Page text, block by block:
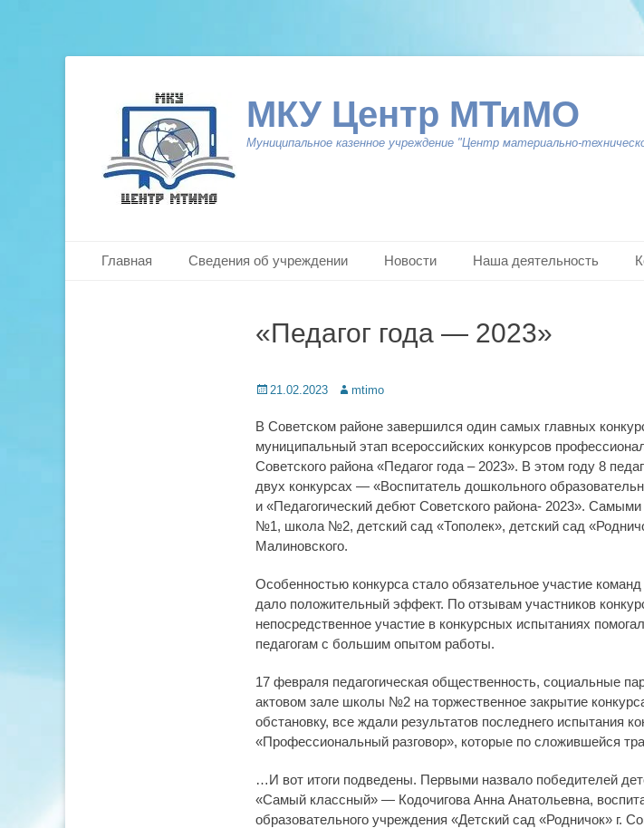
МКУ Центр МТиМО
Муниципальное казенное учреждение "Центр материально-
Primary Menu
Главная Сведения об учреждении Новости Наша деятельность
«Педагог года — 2023»
Posted
21.02.2023 Author
mtimo
В Советском районе завершился один самых главных
муниципальный этап всероссийских конкурсов
Советского района «Педагог года – 2023». В этом году 8
двух конкурсах — «Воспитатель дошкольного
и «Педагогический дебют Советского района- 2023».
№1, школа №2, детский сад «Тополек», детский сад
Малиновского.
Особенностью конкурса стало обязательное участие
дало положительный эффект. По отзывам участников
непосредственное участие в конкурсных испытаниях
педагогам с большим опытом работы.
17 февраля педагогическая общественность, социальные
актовом зале школы №2 на торжественное закрытие
обстановку, все ждали результатов последнего испытания
«Профессиональный разговор», которые по сложившейся
…И вот итоги подведены. Первыми назвало победителей
«Самый классный» — Кодочигова Анна Анатольевна,
образовательного учреждения «Детский сад «Родничок» г.